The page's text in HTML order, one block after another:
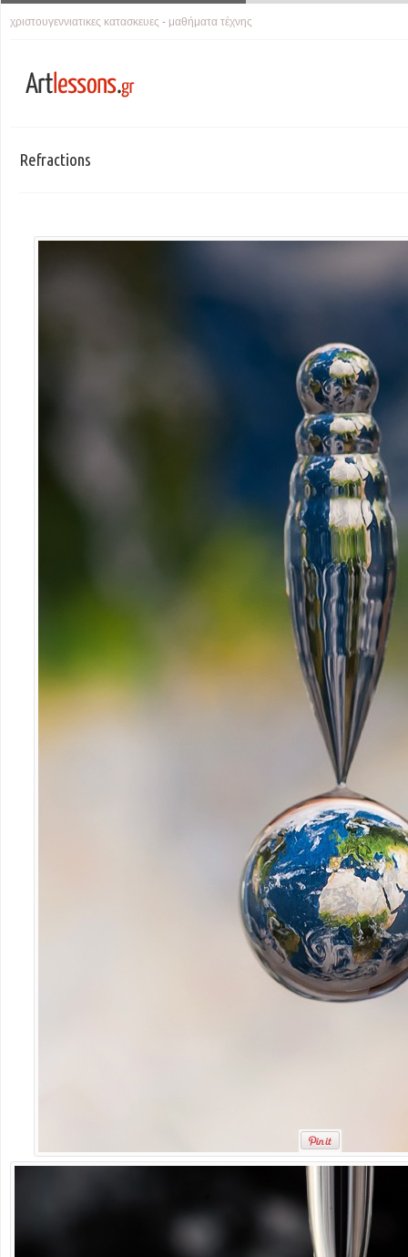
χριστουγεννιατικες κατασκευες - μαθήματα τέχνης
Refractions